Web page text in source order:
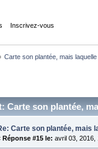
Inscrivez-vous
Carte son plantée, mais
Carte son plantée,
Carte son plantée, mais
Réponse #15 le: avril 03, 2016,